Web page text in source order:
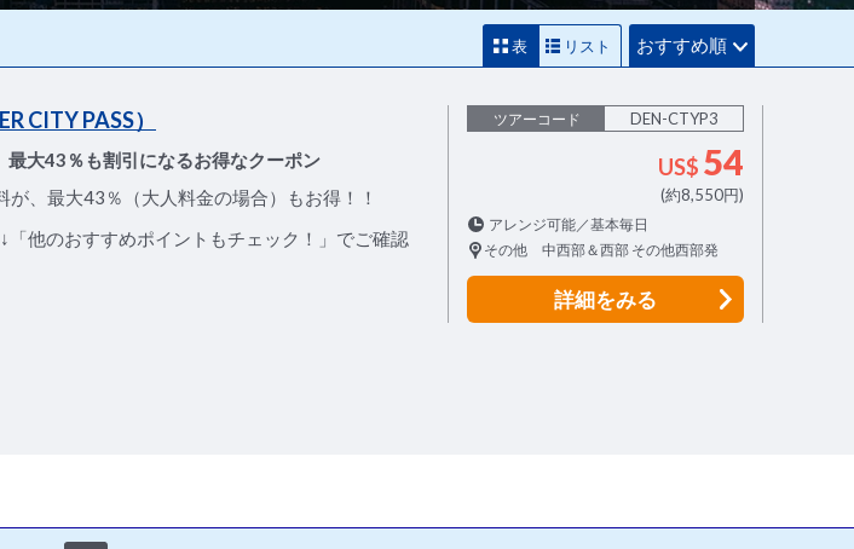
表 リスト おすすめ順
CITY PASS）
大43％も割引になるお得なクーポン
、最大43％（大人料金の場合）もお得！！
他のおすすめポイントもチェック！」でご確認
ツアーコード DEN-CTYP3
US$ 54
(約8,550円)
アレンジ可能／基本毎日
その他 中西部＆西部 その他西部発
詳細をみる